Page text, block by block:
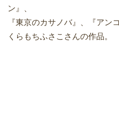
ン』、
『東京のカサノバ』、『アン
くらもちふさこさんの作品。